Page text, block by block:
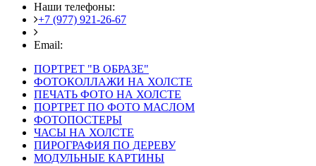
Наши телефоны:
+7 (977) 921-26-67
Email:
ПОРТРЕТ "В ОБРАЗЕ"
ФОТОКОЛЛАЖИ НА ХОЛСТЕ
ПЕЧАТЬ ФОТО НА ХОЛСТЕ
ПОРТРЕТ ПО ФОТО МАСЛОМ
ФОТОПОСТЕРЫ
ЧАСЫ НА ХОЛСТЕ
ПИРОГРАФИЯ ПО ДЕРЕВУ
МОДУЛЬНЫЕ КАРТИНЫ